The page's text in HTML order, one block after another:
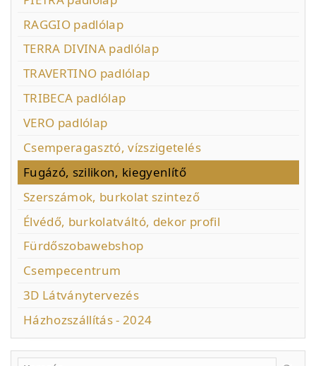
RAGGIO padlólap
TERRA DIVINA padlólap
TRAVERTINO padlólap
TRIBECA padlólap
VERO padlólap
Csemperagasztó, vízszigetelés
Fugázó, szilikon, kiegyenlítő
Szerszámok, burkolat szintező
Élvédő, burkolatváltó, dekor profil
Fürdőszobawebshop
Csempecentrum
3D Látványtervezés
Házhozszállítás - 2024